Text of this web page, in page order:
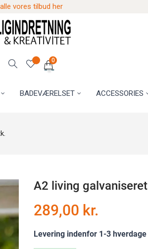
vores tilbud her
0
BADEVÆRELSET ACCESSORIES
A2 living
289,00 kr.
Levering indenfor 1-3 hverdage